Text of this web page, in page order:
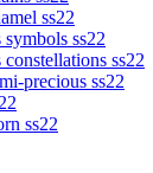
ss22
symbols ss22
constellations ss22
precious ss22
ss22